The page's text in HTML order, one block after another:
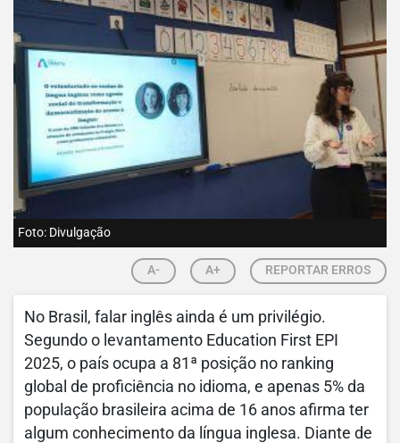
Foto: Divulgação
A- A+ REPORTAR ERROS
No Brasil, falar inglês ainda é um privilégio.
Segundo o levantamento Education First EPI
2025, o país ocupa a 81ª posição no ranking
global de proficiência no idioma, e apenas 5% da
população brasileira acima de 16 anos afirma ter
algum conhecimento da língua inglesa. Diante de